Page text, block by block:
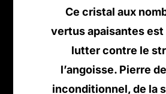
Ce cristal aux
vertus apaisantes est
lutter contre le
l’angoisse. Pierre
inconditionnel, de la